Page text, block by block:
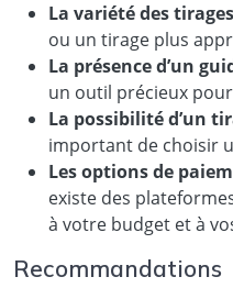
La variété des
ou un tirage plus
La présence d’un
un outil précieux
La possibilité d’un
important de choisir
Les options de
existe des
à votre budget et à
Recommandations